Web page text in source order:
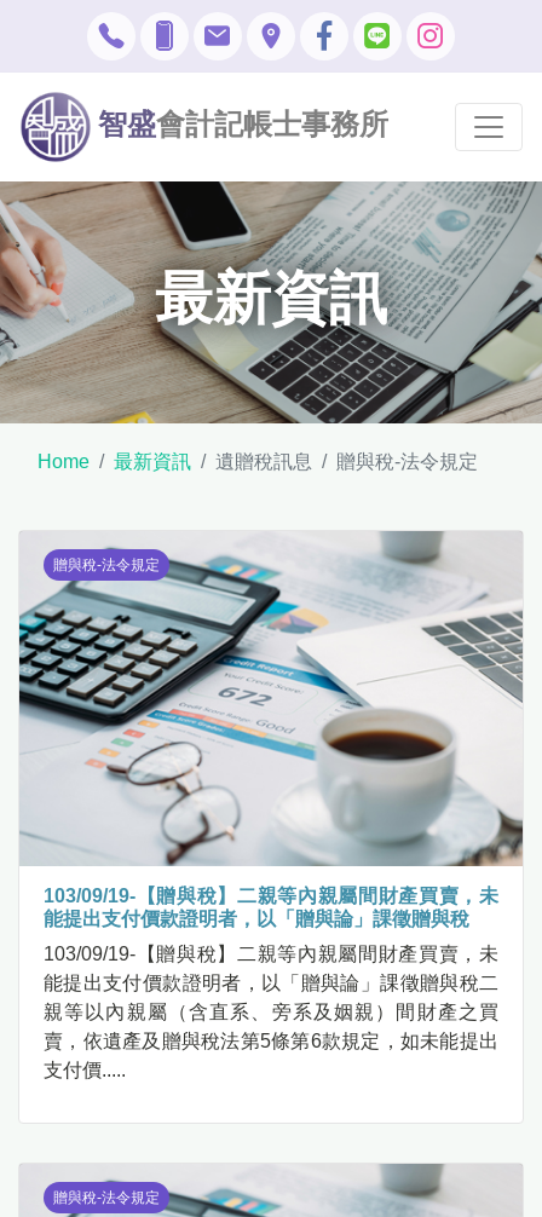
智盛會計記帳士事務所
最新資訊
Home 最新資訊 遺贈稅訊息 贈與稅-法令規定
贈與稅-法令規定
103/09/19-【贈與稅】二親等內親屬間財產買賣，未
能提出支付價款證明者，以「贈與論」課徵贈與稅
103/09/19-【贈與稅】二親等內親屬間財產買賣，未
能提出支付價款證明者，以「贈與論」課徵贈與稅二
親等以內親屬（含直系、旁系及姻親）間財產之買
賣，依遺產及贈與稅法第5條第6款規定，如未能提出
支付價.....
贈與稅-法令規定